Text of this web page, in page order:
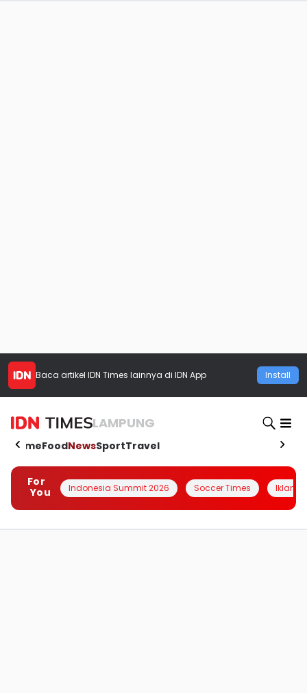
Baca artikel IDN Times lainnya di IDN App Install
LAMPUNG
HomeFoodNewsSportTravel
For
You
Indonesia Summit 2026 Soccer Times Iklanin